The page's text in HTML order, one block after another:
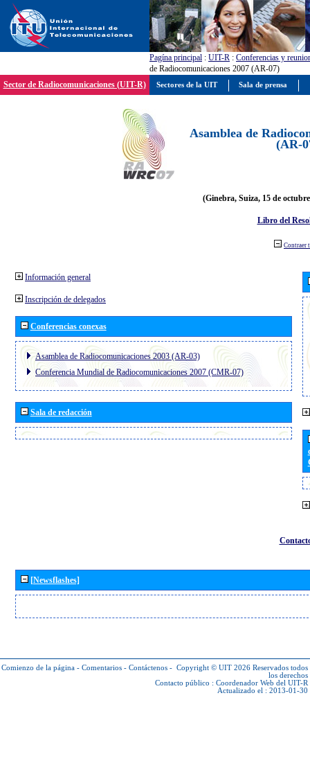
Pagína principal : UIT-R : Conferencias y
de Radiocomunicaciones 2007 (AR-07)
Sector de Radiocomunicaciones (UIT-R)
Asamblea de
(AR-
(Ginebra, Suiza, 15 de
Libro del
Contraer
Información general
Inscripción de delegados
Conferencias conexas
Asamblea de Radiocomunicaciones 2003 (AR-03)
Conferencia Mundial de Radiocomunicaciones 2007 (CMR-07)
Sala de redacción
[Newsflashes]
Comienzo de la página - Comentarios - Contáctenos - Copyright © UIT 2026 Reservados todos
los derechos
Contacto público : Coordenador Web del UIT-R
Actualizado el : 2013-01-30
Sectores de la UIT Sala de prensa